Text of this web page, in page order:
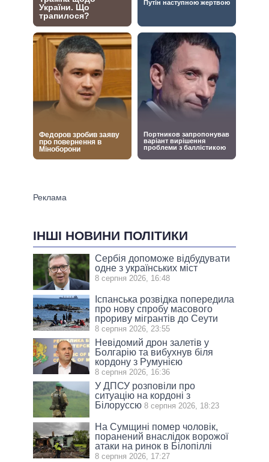
ІНШІ НОВИНИ ПОЛІТИКИ
Сербія допоможе відбудувати
одне з українських міст
8 серпня 2026, 16:48
Іспанська розвідка попередила
про нову спробу масового
прориву мігрантів до Сеути
8 серпня 2026, 23:55
Невідомий дрон залетів у
Болгарію та вибухнув біля
кордону з Румунією
8 серпня 2026, 16:36
У ДПСУ розповіли про
ситуацію на кордоні з
Білоруссю 8 серпня 2026, 18:23
На Сумщині помер чоловік,
поранений внаслідок ворожої
атаки на ринок в Білопіллі
8 серпня 2026, 17:27